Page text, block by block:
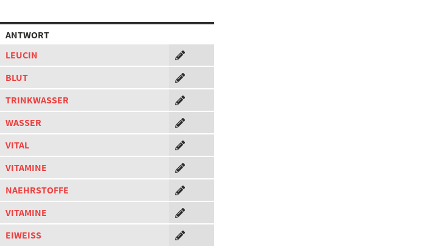
ANTWORT
LEUCIN
BLUT
TRINKWASSER
WASSER
VITAL
VITAMINE
NAEHRSTOFFE
VITAMINE
EIWEISS